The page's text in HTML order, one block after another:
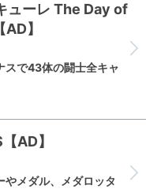
ューレ The Day of
】
スで43体の闘士全キャ
AD】
やメダル、メダロッタ